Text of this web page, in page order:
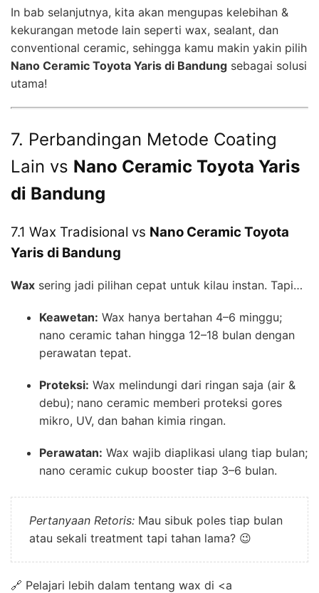
In bab selanjutnya, kita akan mengupas kelebihan &
kekurangan metode lain seperti wax, sealant, dan
conventional ceramic, sehingga kamu makin yakin pilih
Nano Ceramic Toyota Yaris di Bandung sebagai solusi
utama!
7. Perbandingan Metode Coating
Lain vs Nano Ceramic Toyota Yaris
di Bandung
7.1 Wax Tradisional vs Nano Ceramic Toyota
Yaris di Bandung
Wax sering jadi pilihan cepat untuk kilau instan. Tapi…
Keawetan: Wax hanya bertahan 4–6 minggu;
nano ceramic tahan hingga 12–18 bulan dengan
perawatan tepat.
Proteksi: Wax melindungi dari ringan saja (air &
debu); nano ceramic memberi proteksi gores
mikro, UV, dan bahan kimia ringan.
Perawatan: Wax wajib diaplikasi ulang tiap bulan;
nano ceramic cukup booster tiap 3–6 bulan.
Pertanyaan Retoris: Mau sibuk poles tiap bulan
atau sekali treatment tapi tahan lama? 😉
🔗 Pelajari lebih dalam tentang wax di <a